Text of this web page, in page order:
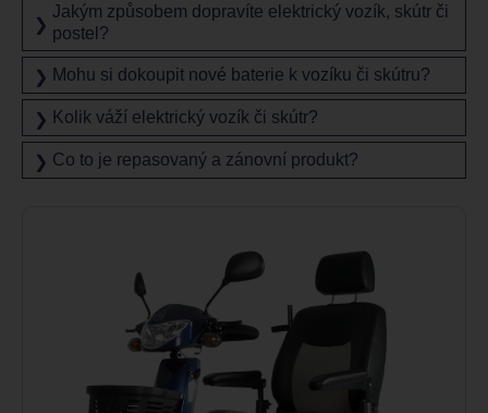
❯
Jakým způsobem dopravíte elektrický vozík, skútr či
postel?
❯ Mohu si dokoupit nové baterie k vozíku či skútru?
❯ Kolik váží elektrický vozík či skútr?
❯ Co to je repasovaný a zánovní produkt?